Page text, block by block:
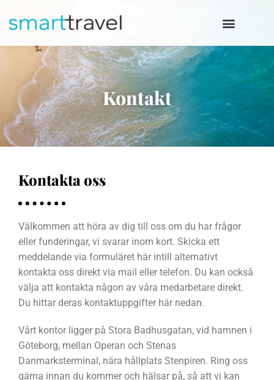
till
Kontakt
Kontakta oss
Välkommen att höra av dig till oss om du har frågor
eller funderingar, vi svarar inom kort. Skicka ett
meddelande via formuläret här intill alternativt
kontakta oss direkt via mail eller telefon. Du kan också
välja att kontakta någon av våra medarbetare direkt.
Du hittar deras kontaktuppgifter här nedan.
Vårt kontor ligger på Stora Badhusgatan, vid hamnen i
Göteborg, mellan Operan och Stenas
Danmarksterminal, nära hållplats Stenpiren. Ring oss
gärna innan du kommer och hälsar på, så att vi kan